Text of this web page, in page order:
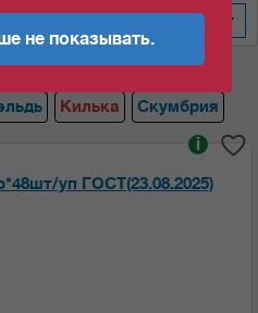
600
Килька Скумбрия
уп ГОСТ(23.08.2025)
i
не показывать.